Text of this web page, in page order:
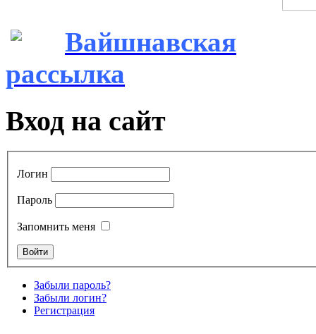
Вайшнавская
рассылка
Вход на сайт
Логин
Пароль
Запомнить меня
Забыли пароль?
Забыли логин?
Регистрация